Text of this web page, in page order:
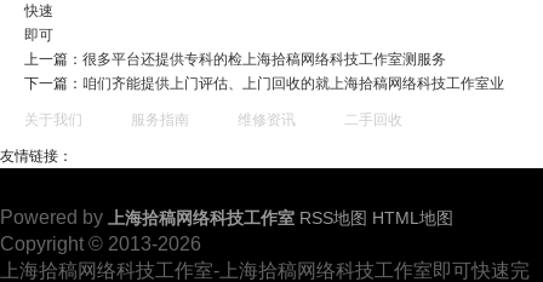
快速
即可
上一篇： 很多平台还提供专科的检上海拾稿网络科技工作室测服务
下一篇： 咱们齐能提供上门评估、上门回收的就上海拾稿网络科技工作室业
关于我们 服务指南 维修资讯 二手回收
友情链接：
Powered by 上海拾稿网络科技工作室 RSS地图 HTML地图
Copyright © 2013-2026
上海拾稿网络科技工作室-上海拾稿网络科技工作室即可快速完